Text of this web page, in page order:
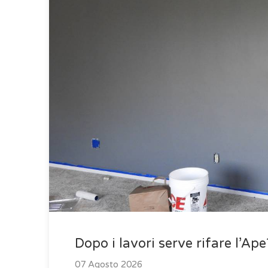
Dopo i lavori serve rifare
07 Agosto 2026